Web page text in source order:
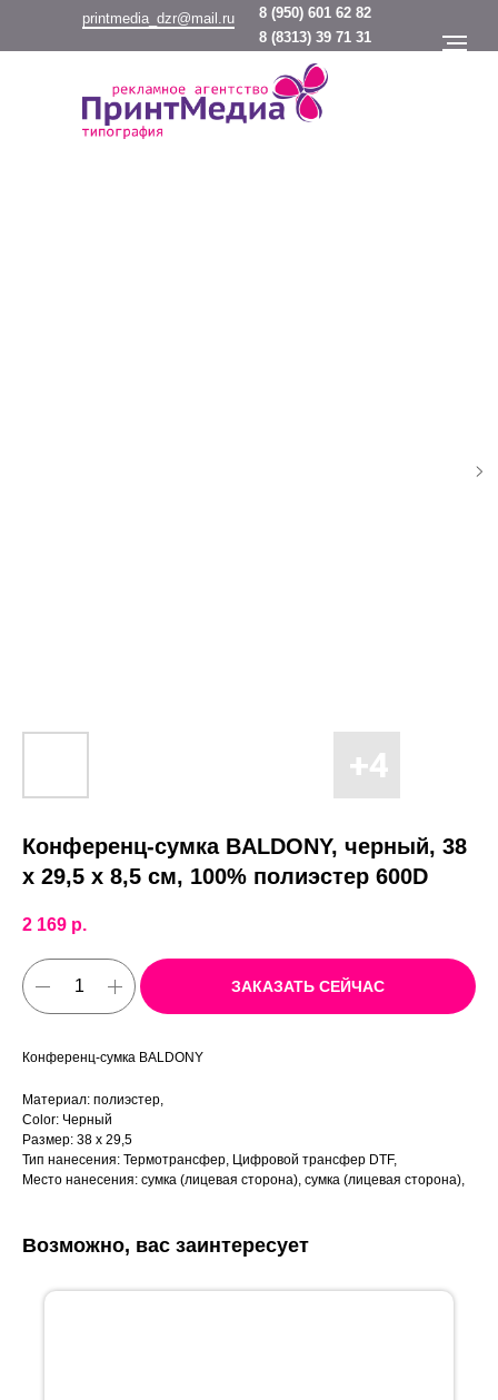
8 (950) 601 62 82
printmedia_dzr@mail.ru
8 (8313) 39 71 31
Конференц-сумка BALDONY, черный, 38
х 29,5 x 8,5 см, 100% полиэстер 600D
2 169 р.
ЗАКАЗАТЬ СЕЙЧАС
Конференц-сумка BALDONY
Материал: полиэстер,
Color: Черный
Размер: 38 х 29,5
Тип нанесения: Термотрансфер, Цифровой трансфер DTF,
Место нанесения: сумка (лицевая сторона), сумка (лицевая сторона),
Возможно, вас заинтересует